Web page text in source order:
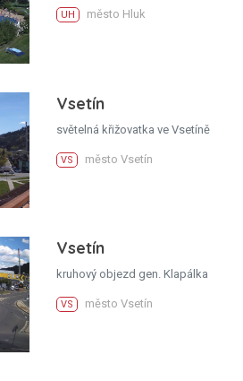
UH město Hluk
Vsetín
světelná křižovatka ve Vsetíně
VS město Vsetín
Vsetín
kruhový objezd gen. Klapálka
VS město Vsetín